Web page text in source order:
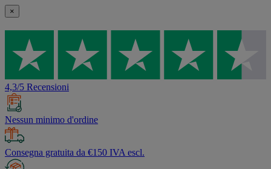
×
4,3/5 Recensioni
Nessun minimo d'ordine
Consegna gratuita da €150 IVA escl.